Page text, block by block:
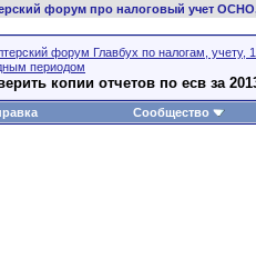
форум про налоговый учет
форум Главбух по налогам, учету,
периодом
копии отчетов по есв за
Сообщество